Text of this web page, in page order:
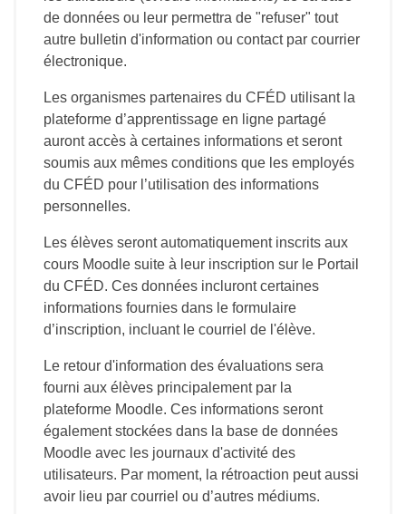
de données ou leur permettra de "refuser" tout
autre bulletin d'information ou contact par courrier
électronique.
Les organismes partenaires du CFÉD utilisant la
plateforme d’apprentissage en ligne partagé
auront accès à certaines informations et seront
soumis aux mêmes conditions que les employés
du CFÉD pour l’utilisation des informations
personnelles.
Les élèves seront automatiquement inscrits aux
cours Moodle suite à leur inscription sur le Portail
du CFÉD. Ces données incluront certaines
informations fournies dans le formulaire
d’inscription, incluant le courriel de l'élève.
Le retour d'information des évaluations sera
fourni aux élèves principalement par la
plateforme Moodle. Ces informations seront
également stockées dans la base de données
Moodle avec les journaux d'activité des
utilisateurs. Par moment, la rétroaction peut aussi
avoir lieu par courriel ou d’autres médiums.